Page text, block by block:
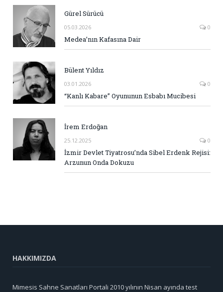
Gürel Sürücü
05.03.2026 0
Medea’nın Kafasına Dair
Bülent Yıldız
03.01.2026 0
“Kanlı Kabare” Oyununun Esbabı Mucibesi
İrem Erdoğan
25.12.2025 0
İzmir Devlet Tiyatrosu’nda Sibel Erdenk Rejisi:
Arzunun Onda Dokuzu
HAKKIMIZDA
Mimesis Sahne Sanatları Portali 2010 yılının Nisan ayında test